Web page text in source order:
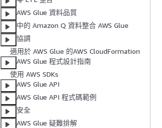
AWS Glue 資料品質
中的 Amazon Q 資料整合 AWS Glue
協調
適用於 AWS Glue 的AWS CloudFormation
AWS Glue 程式設計指南
使用 AWS SDKs
AWS Glue API
AWS Glue API 程式碼範例
安全
AWS Glue 疑難排解